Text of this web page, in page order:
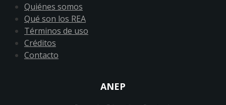
Quiénes somos
Qué son los REA
Términos de uso
Créditos
Contacto
ANEP